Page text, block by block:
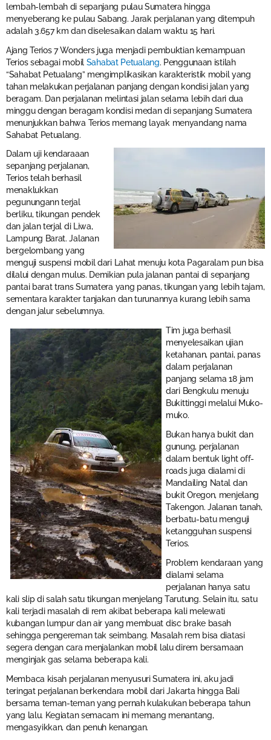
lembah-lembah di sepanjang pulau Sumatera hingga
menyeberang ke pulau Sabang. Jarak perjalanan yang ditempuh
adalah 3.657 km dan diselesaikan dalam waktu 15 hari.
Ajang Terios 7 Wonders juga menjadi pembuktian kemampuan
Terios sebagai mobil Sahabat Petualang. Penggunaan istilah
“Sahabat Petualang” mengimplikasikan karakteristik mobil yang
tahan melakukan perjalanan panjang dengan kondisi jalan yang
beragam. Dan perjalanan melintasi jalan selama lebih dari dua
minggu dengan beragam kondisi medan di sepanjang Sumatera
menunjukkan bahwa Terios memang layak menyandang nama
Sahabat Petualang.
Dalam uji kendaraaan
sepanjang perjalanan,
Terios telah berhasil
menaklukkan
pegunungann terjal
berliku, tikungan pendek
dan jalan terjal di Liwa,
Lampung Barat. Jalanan
bergelombang yang
menguji suspensi mobil dari Lahat menuju kota Pagaralam pun bisa
dilalui dengan mulus. Demikian pula jalanan pantai di sepanjang
pantai barat trans Sumatera yang panas, tikungan yang lebih tajam,
sementara karakter tanjakan dan turunannya kurang lebih sama
dengan jalur sebelumnya.
Tim juga berhasil
menyelesaikan ujian
ketahanan, pantai, panas
dalam perjalanan
panjang selama 18 jam
dari Bengkulu menuju
Bukittinggi melalui Muko-
muko.
Bukan hanya bukit dan
gunung, perjalanan
dalam bentuk light off-
roads juga dialami di
Mandailing Natal dan
bukit Oregon, menjelang
Takengon. Jalanan tanah,
berbatu-batu menguji
ketangguhan suspensi
Terios.
Problem kendaraan yang
dialami selama
perjalanan hanya satu
kali slip di salah satu tikungan menjelang Tarutung. Selain itu, satu
kali terjadi masalah di rem akibat beberapa kali melewati
kubangan lumpur dan air yang membuat disc brake basah
sehingga pengereman tak seimbang. Masalah rem bisa diatasi
segera dengan cara menjalankan mobil lalu direm bersamaan
menginjak gas selama beberapa kali.
Membaca kisah perjalanan menyusuri Sumatera ini, aku jadi
teringat perjalanan berkendara mobil dari Jakarta hingga Bali
bersama teman-teman yang pernah kulakukan beberapa tahun
yang lalu. Kegiatan semacam ini memang menantang,
mengasyikkan, dan penuh kenangan.